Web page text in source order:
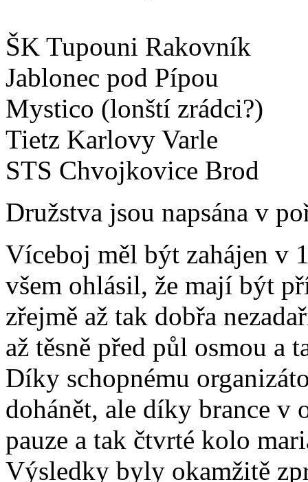
ŠK Tupouni Rakovník
Jablonec pod Pípou
Mystico (lonští zrádci?)
Tietz Karlovy Varle
STS Chvojkovice Brod
Družstva jsou napsána v
Víceboj měl být zahájen v
všem ohlásil, že mají být
zřejmě až tak dobřa
až těsně před půl osmou a
Díky schopnému
dohánět, ale díky brance v
pauze a tak čtvrté kolo
Výsledky byly okamžitě